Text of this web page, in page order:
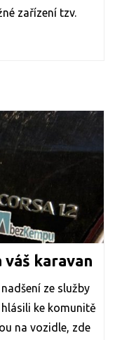
zařízení tzv.
váš karavan
ze služby
hlásili ke komunitě
na vozidle, zde